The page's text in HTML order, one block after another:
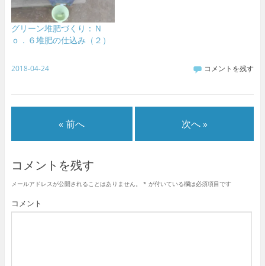
グリーン堆肥づくり：Ｎ
ｏ．６堆肥の仕込み（２）
2018-04-24 コメントを残す
« 前へ 次へ »
コメントを残す
メールアドレスが公開されることはありません。 * が付いている欄は必須項目です
コメント